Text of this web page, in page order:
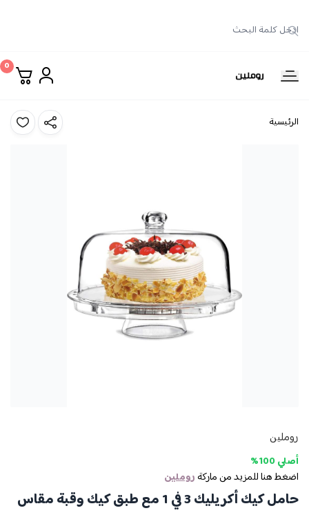
روملين
0
الرئيسية
روملين
أصلي 100%
اضغط هنا للمزيد من ماركةروملين
حامل كيك أكريليك 3 في 1 مع طبق كيك وقبة مقاس